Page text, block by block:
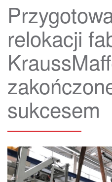
relokacji
sukcesem